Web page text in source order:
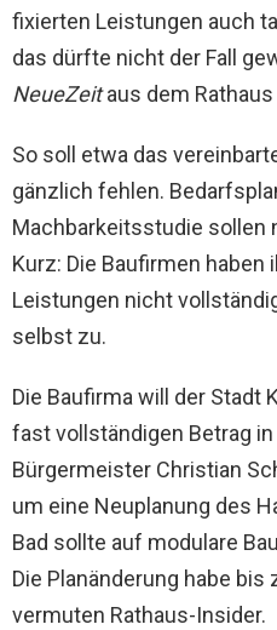
fixierten Leistungen auch
das dürfte nicht der Fall
NeueZeitaus dem Rathaus
So soll etwa das
gänzlich fehlen.
Machbarkeitsstudie sollen
Kurz: Die Baufirmen haben
Leistungen nicht
selbst zu.
Die Baufirma will der Stadt
fast vollständigen Betrag
Bürgermeister Christian
um eine Neuplanung des
Bad sollte auf modulare
Die Planänderung habe
vermuten Rathaus-Insider.